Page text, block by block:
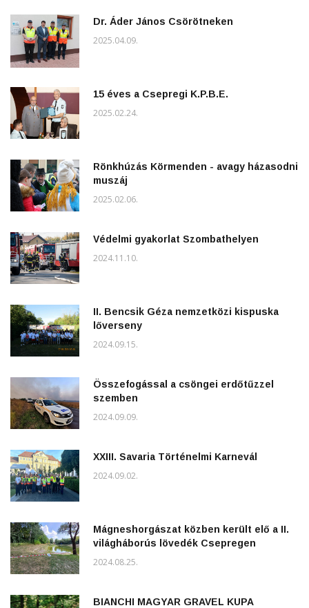
Dr. Áder János Csörötneken
2025.04.09.
15 éves a Csepregi K.P.B.E.
2025.02.24.
Rönkhúzás Körmenden - avagy házasodni
muszáj
2025.02.06.
Védelmi gyakorlat Szombathelyen
2024.11.10.
II. Bencsik Géza nemzetközi kispuska
lőverseny
2024.09.15.
Összefogással a csöngei erdőtűzzel
szemben
2024.09.09.
XXIII. Savaria Történelmi Karnevál
2024.09.02.
Mágneshorgászat közben került elő a II.
világháborús lövedék Csepregen
2024.08.25.
BIANCHI MAGYAR GRAVEL KUPA